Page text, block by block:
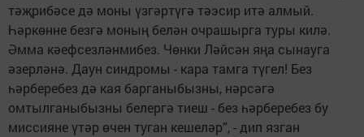
тәҗрибәсе дә моны үзгәртүгә тәэсир итә алмый.
Һәркөнне безгә моның белән очрашырга туры килә.
Әмма кәефсезләнмибез. Чөнки Ләйсән яңа сынауга
әзерләнә. Даун синдромы - кара тамга түгел! Без
һәрберебез дә кая барганыбызны, нәрсәгә
омтылганыбызны белергә тиеш - без һәрберебез бу
миссияне үтәр өчен туган кешеләр”, - дип язган